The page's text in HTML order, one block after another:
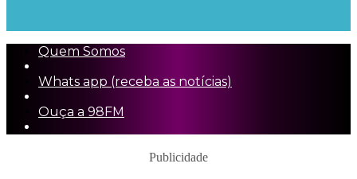
Quem Somos
Whats app (receba as notícias)
Ouça a 98FM
Publicidade